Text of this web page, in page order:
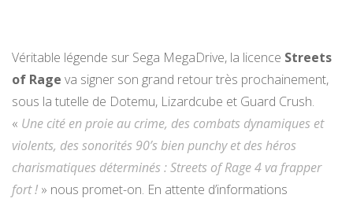
Véritable légende sur Sega MegaDrive, la licence Streets
of Rage va signer son grand retour très prochainement,
sous la tutelle de Dotemu, Lizardcube et Guard Crush.
« Une cité en proie au crime, des combats dynamiques et
violents, des sonorités 90’s bien punchy et des héros
charismatiques déterminés : Streets of Rage 4 va frapper
fort ! » nous promet-on. En attente d’informations